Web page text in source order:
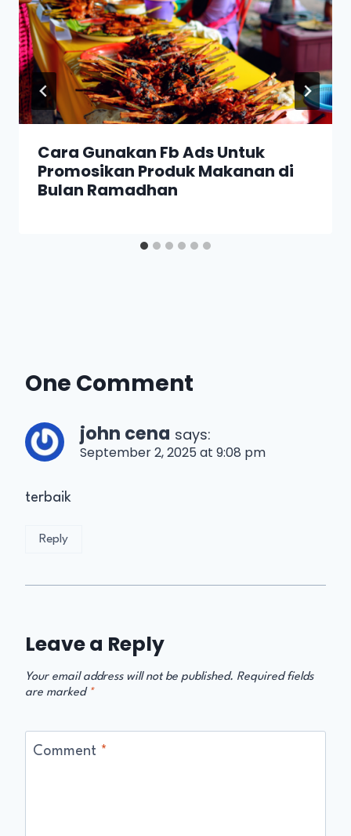
Cara Gunakan Fb Ads Untuk
Promosikan Produk Makanan di
Bulan Ramadhan
One Comment
john cena says:
September 2, 2025 at 9:08 pm
terbaik
Reply
Leave a Reply
Your email address will not be published. Required fields
are marked *
Comment *